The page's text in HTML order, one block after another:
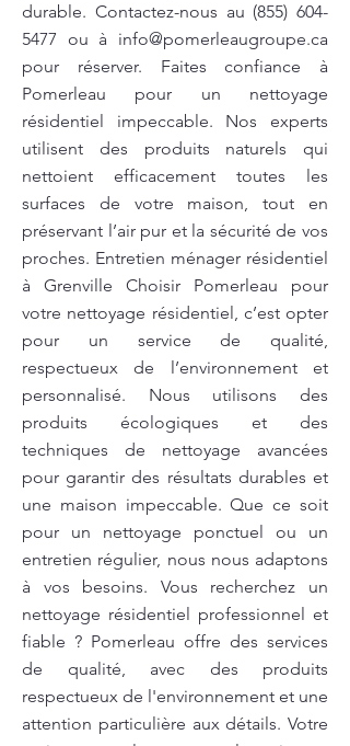
durable. Contactez-nous au (855) 604-
5477 ou à info@pomerleaugroupe.ca
pour réserver. Faites confiance à
Pomerleau pour un nettoyage
résidentiel impeccable. Nos experts
utilisent des produits naturels qui
nettoient efficacement toutes les
surfaces de votre maison, tout en
préservant l’air pur et la sécurité de vos
proches. Entretien ménager résidentiel
à Grenville Choisir Pomerleau pour
votre nettoyage résidentiel, c’est opter
pour un service de qualité,
respectueux de l’environnement et
personnalisé. Nous utilisons des
produits écologiques et des
techniques de nettoyage avancées
pour garantir des résultats durables et
une maison impeccable. Que ce soit
pour un nettoyage ponctuel ou un
entretien régulier, nous nous adaptons
à vos besoins. Vous recherchez un
nettoyage résidentiel professionnel et
fiable ? Pomerleau offre des services
de qualité, avec des produits
respectueux de l'environnement et une
attention particulière aux détails. Votre